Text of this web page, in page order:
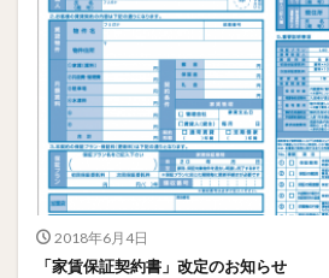
2018年6月4日
「家賃保証契約書」改定のお知らせ